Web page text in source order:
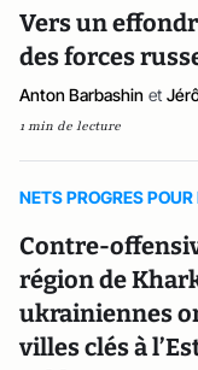
Vers un
des forces
Anton Barbashin et
1 min de lecture
NETS PROGRES
Contre-
région de
ukrainiennes
villes clés à